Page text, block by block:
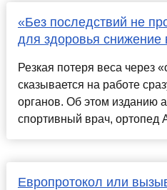
«Без последствий не
для здоровья снижение
Резкая потеря веса через
сказывается на работе
органов. Об этом изданию
спортивный врач, ортопед
Европротокол или